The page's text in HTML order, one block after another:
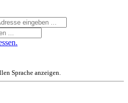
Sprache anzeigen.